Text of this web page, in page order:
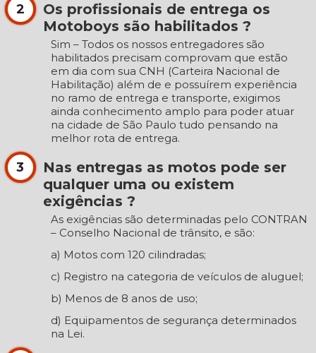
2
Os profissionais de entrega os
Motoboys são habilitados ?
Sim – Todos os nossos entregadores são
habilitados precisam comprovam que estão
em dia com sua CNH (Carteira Nacional de
Habilitação) além de e possuírem experiência
no ramo de entrega e transporte, exigimos
ainda conhecimento amplo para poder atuar
na cidade de São Paulo tudo pensando na
melhor rota de entrega.
3
Nas entregas as motos pode ser
qualquer uma ou existem
exigências ?
As exigências são determinadas pelo CONTRAN
– Conselho Nacional de trânsito, e são:
a) Motos com 120 cilindradas;
c) Registro na categoria de veículos de aluguel;
b) Menos de 8 anos de uso;
d) Equipamentos de segurança determinados
na Lei.